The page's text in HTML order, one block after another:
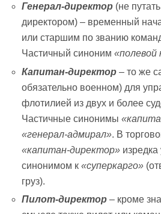
Генерал-директор(не
директором) – временный
или старшим по званию
Частичный синоним «полевой
Капитан-директор– то же
обязательно военном) для
флотилией из двух и более
Частичные синонимы
«генерал-адмирал». В
«капитан-директор»изредка
синонимом к «суперкарго»
груз).
Пилот-директор– кроме